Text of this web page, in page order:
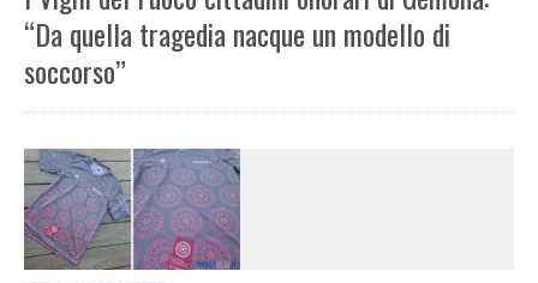
“Da quella tragedia nacque un modello di
soccorso”